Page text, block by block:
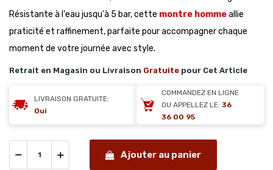
Résistante à l'eau jusqu'à 5 bar, cette montre hommeallie
praticité et raffinement, parfaite pour accompagner chaque
moment de votre journée avec style.
Retrait en Magasin ou Livraison Gratuite pour Cet Article
LIVRAISON GRATUITE:
Oui
COMMANDEZ EN LIGNE
OU APPELLEZ LE: 36
36 00 95
Ajouter au panier